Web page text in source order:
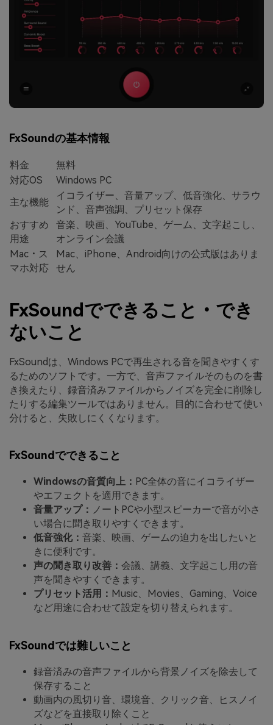
FxSoundの基本情報
料金
無料
対応OS
Windows PC
主な機能
イコライザー、音量アップ、低音強化、サラウ
ンド、音声強調、プリセット保存
おすすめ
用途
音楽、映画、YouTube、ゲーム、文字起こし、
オンライン会議
Mac・ス
マホ対応
Mac、iPhone、Android向けの公式版はありま
せん
FxSoundでできること・でき
ないこと
FxSoundは、Windows PCで再生される音を聞きやすくす
るためのソフトです。一方で、音声ファイルそのものを書
き換えたり、録音済みファイルからノイズを完全に削除し
たりする編集ツールではありません。目的に合わせて使い
分けると、失敗しにくくなります。
FxSoundでできること
Windowsの音質向上： PC全体の音にイコライザー
やエフェクトを適用できます。
音量アップ： ノートPCや小型スピーカーで音が小さ
い場合に聞き取りやすくできます。
低音強化： 音楽、映画、ゲームの迫力を出したいと
きに便利です。
声の聞き取り改善： 会議、講義、文字起こし用の音
声を聞きやすくできます。
プリセット活用： Music、Movies、Gaming、Voice
など用途に合わせて設定を切り替えられます。
FxSoundでは難しいこと
録音済みの音声ファイルから背景ノイズを除去して
保存すること
動画内の風切り音、環境音、クリック音、ヒスノイ
ズなどを直接取り除くこと